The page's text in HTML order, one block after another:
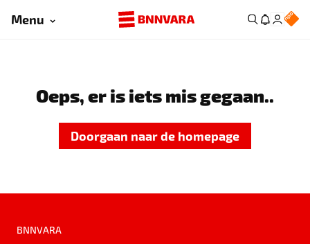
Menu
Oeps, er is iets mis gegaan..
Doorgaan naar de homepage
BNNVARA